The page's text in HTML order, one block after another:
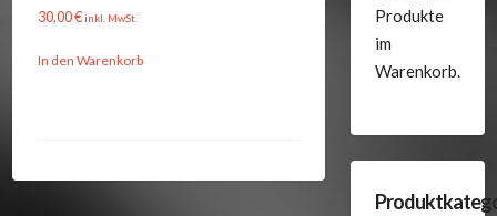
30,00€inkl. MwSt.
In den Warenkorb
Produkte
im
Warenkorb.